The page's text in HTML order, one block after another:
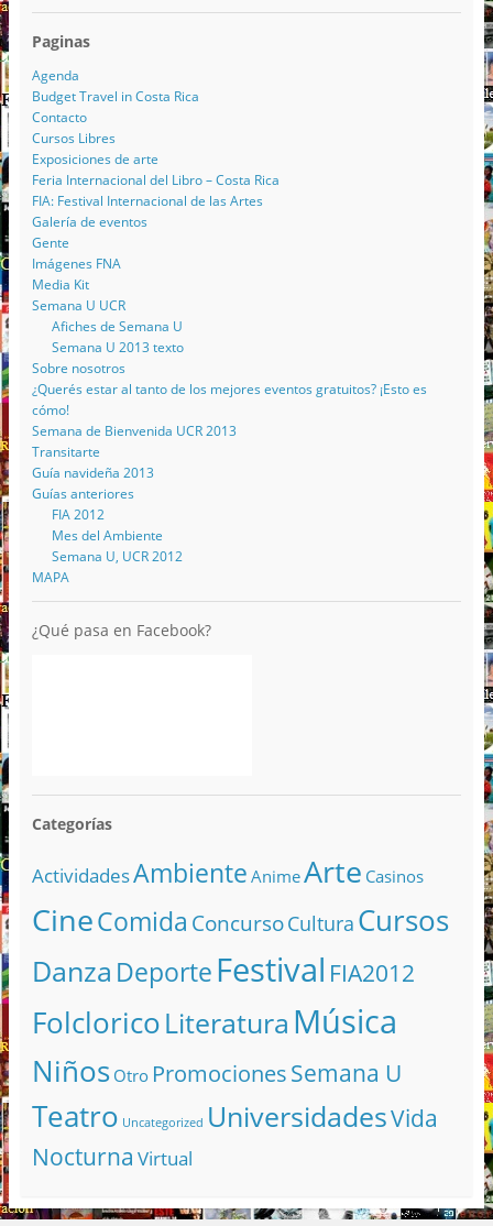
Paginas
Agenda
Budget Travel in Costa Rica
Contacto
Cursos Libres
Exposiciones de arte
Feria Internacional del Libro – Costa Rica
FIA: Festival Internacional de las Artes
Galería de eventos
Gente
Imágenes FNA
Media Kit
Semana U UCR
Afiches de Semana U
Semana U 2013 texto
Sobre nosotros
¿Querés estar al tanto de los mejores eventos gratuitos? ¡Esto es
cómo!
Semana de Bienvenida UCR 2013
Transitarte
Guía navideña 2013
Guías anteriores
FIA 2012
Mes del Ambiente
Semana U, UCR 2012
MAPA
¿Qué pasa en Facebook?
Categorías
ActividadesAmbiente AnimeArte Casinos
CineComida ConcursoCultura Cursos
Danza DeporteFestival FIA2012
FolcloricoLiteratura Música
Niños Otro PromocionesSemana U
Teatro Uncategorized UniversidadesVida
Nocturna Virtual